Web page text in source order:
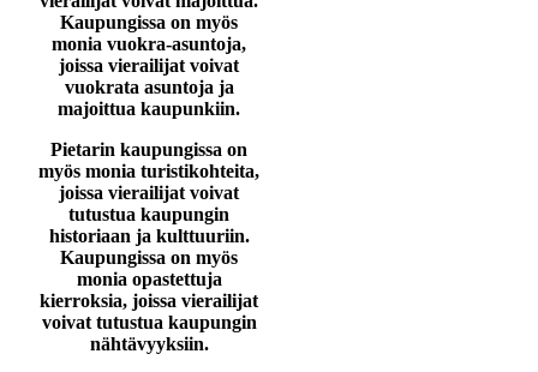
Kaupungissa on myös
monia vuokra-asuntoja,
joissa vierailijat voivat
vuokrata asuntoja ja
majoittua kaupunkiin.
Pietarin kaupungissa on
myös monia turistikohteita,
joissa vierailijat voivat
tutustua kaupungin
historiaan ja kulttuuriin.
Kaupungissa on myös
monia opastettuja
kierroksia, joissa vierailijat
voivat tutustua kaupungin
nähtävyyksiin.